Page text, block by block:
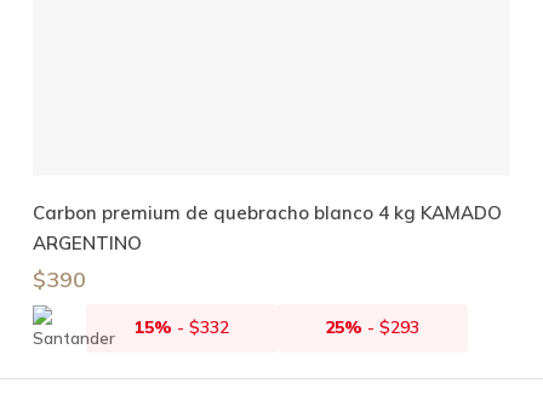
Añadir Al Carrito
Carbon premium de quebracho blanco 4 kg KAMADO
ARGENTINO
$390
15% - $332 25% -$293